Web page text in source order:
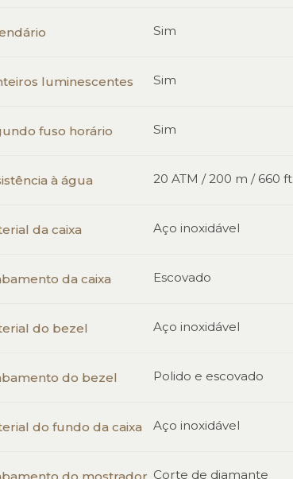
Sim
luminescentes Sim
fuso horário Sim
à água 20 ATM / 200 m / 660 ft
da caixa Aço inoxidável
da caixa Escovado
do bezel Aço inoxidável
do bezel Polido e escovado
do fundo da caixa Aço inoxidável
Corte de diamante